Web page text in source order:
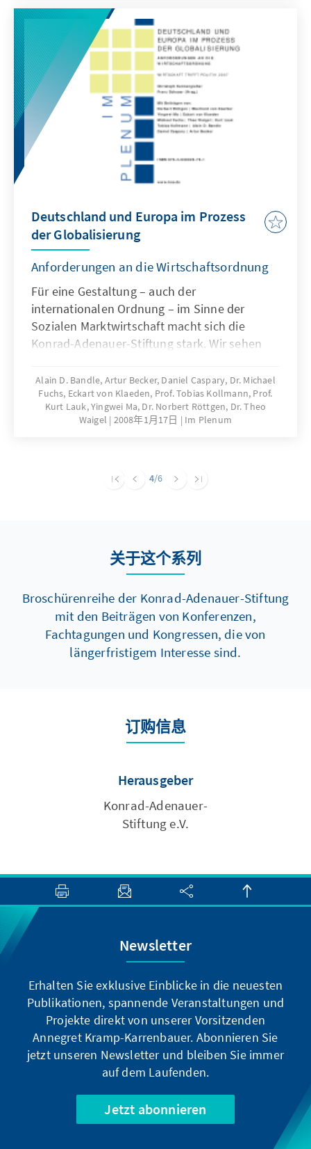
islamischen Ländern und aus Deutschland
über Verfassungsgrundlagen und Fragen des
religiösen Rechts ausgetauscht haben.
Deutschland und Europa im Prozess
der Globalisierung
Anforderungen an die Wirtschaftsordnung
Für eine Gestaltung – auch der
internationalen Ordnung – im Sinne der
Sozialen Marktwirtschaft macht sich die
Konrad-Adenauer-Stiftung stark. Wir sehen
Entwicklung und wollen sie annehmen und
ihr unseren Wertvorstellungen entsprechende
Leitplanken geben. Diese Publikation spiegelt
die Inhalte des Forums „Wirtschaft trifft
Alain D. Bandle, Artur Becker, Daniel Caspary, Dr. Michael
Fuchs, Eckart von Klaeden, Prof. Tobias Kollmann, Prof.
Kurt Lauk, Yingwei Ma, Dr. Norbert Röttgen, Dr. Theo
Waigel
2008年1月17日 Im Plenum
4/6
关于这个系列
Broschürenreihe der Konrad-Adenauer-Stiftung
mit den Beiträgen von Konferenzen,
Fachtagungen und Kongressen, die von
längerfristigem Interesse sind.
订购信息
Herausgeber
Konrad-Adenauer-
Stiftung e.V.
Newsletter
Erhalten Sie exklusive Einblicke in die neuesten
Publikationen, spannende Veranstaltungen und
Projekte direkt von unserer Vorsitzenden
Annegret Kramp-Karrenbauer. Abonnieren Sie
jetzt unseren Newsletter und bleiben Sie immer
auf dem Laufenden.
Jetzt abonnieren